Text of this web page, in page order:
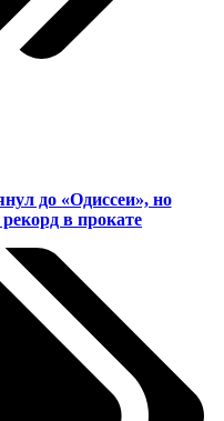
до «Одиссеи», но
в прокате